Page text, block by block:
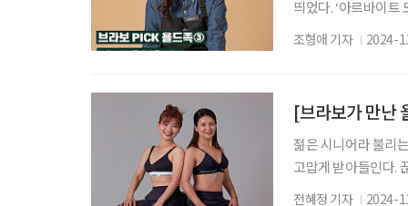
띄었다. ‘아르바이트
만 덜컥 지원서를
이렇게 자수가 놓여
조형애 기자 2024-
[브라보가 만난
젊은 시니어라 불리
고맙게 받아들인다.
다. 젊은이를 능가
전혜정 기자 2024-